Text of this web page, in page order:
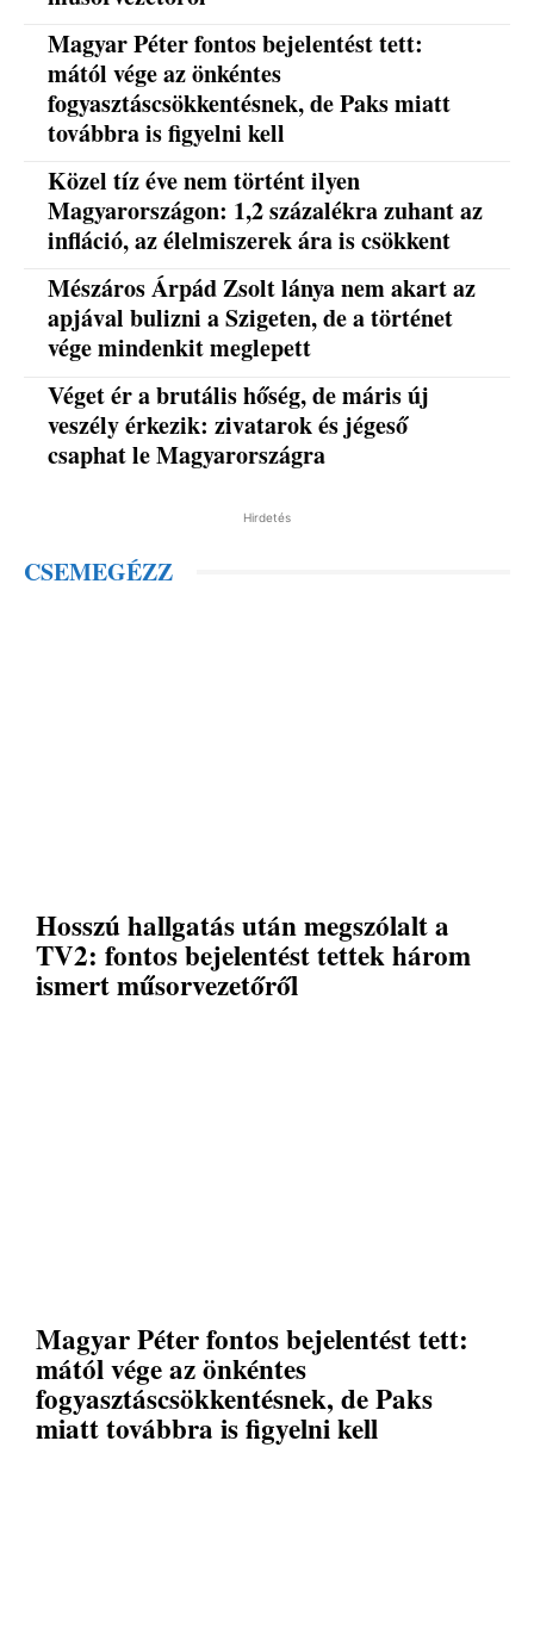
Magyar Péter fontos bejelentést tett:
mától vége az önkéntes
fogyasztáscsökkentésnek, de Paks miatt
továbbra is figyelni kell
Közel tíz éve nem történt ilyen
Magyarországon: 1,2 százalékra zuhant az
infláció, az élelmiszerek ára is csökkent
Mészáros Árpád Zsolt lánya nem akart az
apjával bulizni a Szigeten, de a történet
vége mindenkit meglepett
Véget ér a brutális hőség, de máris új
veszély érkezik: zivatarok és jégeső
csaphat le Magyarországra
Hirdetés
CSEMEGÉZZ
Hosszú hallgatás után megszólalt a
TV2: fontos bejelentést tettek három
ismert műsorvezetőről
Magyar Péter fontos bejelentést tett:
mától vége az önkéntes
fogyasztáscsökkentésnek, de Paks
miatt továbbra is figyelni kell